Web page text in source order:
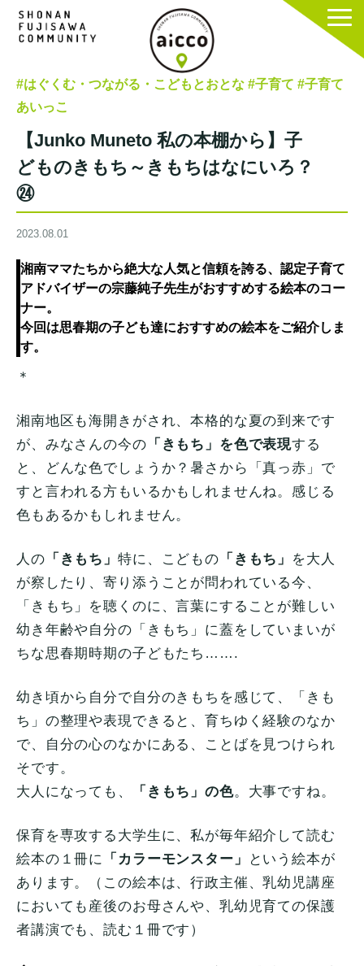
#はぐくむ・つながる・こどもとおとな #子育て #子育て
あいっこ
【Junko Muneto 私の本棚から】子
どものきもち～きもちはなにいろ？
㉔
2023.08.01
湘南ママたちから絶大な人気と信頼を誇る、認定子育て
アドバイザーの宗藤純子先生がおすすめする絵本のコー
ナー。
今回は思春期の子ども達におすすめの絵本をご紹介しま
す。
＊
湘南地区も海開きがされ、本格的な夏の到来です
が、みなさんの今の 「きもち」を色で表現する
と、どんな色でしょうか？暑さから「真っ赤」で
すと言われる方もいるかもしれませんね。感じる
色もあるかもしれません。
人の 「きもち」 特に、こどもの 「きもち」 を大人
が察したり、寄り添うことが問われている今、
「きもち」を聴くのに、言葉にすることが難しい
幼き年齢や自分の「きもち」に蓋をしていまいが
ちな思春期時期の子どもたち…….
幼き頃から自分で自分のきもちを感じて、「きも
ち」の整理や表現できると、育ちゆく経験のなか
で、自分の心のなかにある、ことばを見つけられ
そです。
大人になっても、
「きもち」の色。大事ですね。
保育を専攻する大学生に、私が毎年紹介して読む
絵本の１冊に
「カラーモンスター」
という絵本が
あります。（この絵本は、行政主催、乳幼児講座
においても産後のお母さんや、乳幼児育ての保護
者講演でも、読む１冊です）